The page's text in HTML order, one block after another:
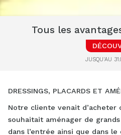
Tous les
JUSQU'AU
DRESSINGS, PLACARDS ET
Notre cliente venait d’acheter
souhaitait aménager de
dans l’entrée ainsi que dans